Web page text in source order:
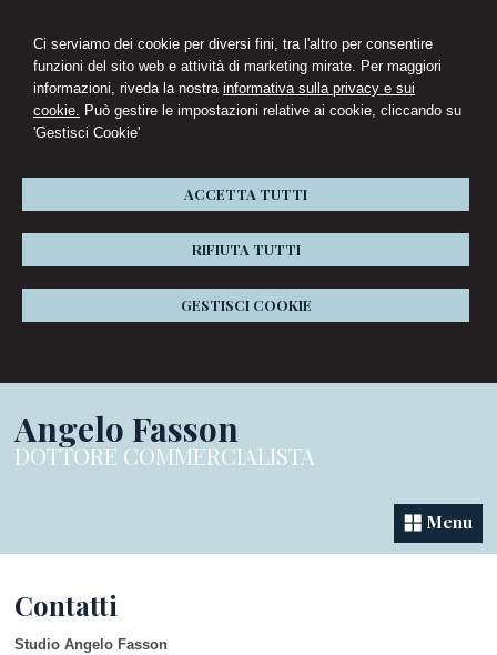
Ci serviamo dei cookie per diversi fini, tra l'altro per consentire
funzioni del sito web e attività di marketing mirate. Per maggiori
informazioni, riveda la nostra informativa sulla privacy e sui
cookie. Può gestire le impostazioni relative ai cookie, cliccando su
'Gestisci Cookie'
ACCETTA TUTTI
RIFIUTA TUTTI
GESTISCI COOKIE
Angelo Fasson
DOTTORE COMMERCIALISTA
Menu
Contatti
Studio Angelo Fasson